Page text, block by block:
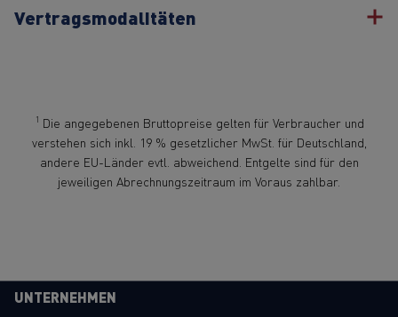
Vertragsmodalitäten
1 Die angegebenen Bruttopreise gelten für Verbraucher und
verstehen sich inkl. 19 % gesetzlicher MwSt. für Deutschland,
andere EU-Länder evtl. abweichend. Entgelte sind für den
jeweiligen Abrechnungszeitraum im Voraus zahlbar.
UNTERNEHMEN